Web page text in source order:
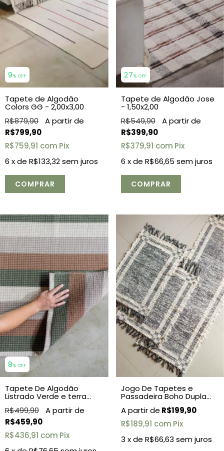
9% OFF
Tapete de Algodão
Colors GG - 2,00x3,00
R$879,90
R$799,90
R$759,91 com Pix
6 x de R$133,32sem juros
27% OFF
Tapete de Algodão Jose
- 1,50x2,00
R$549,90
R$399,90
R$379,91 com Pix
6 x de R$66,65 sem juros
8% OFF
Tapete De Algodão
Listrado Verde e terra
R$499,90
R$459,90
R$436,91 com Pix
Jogo De Tapetes e
Passadeira Boho Dupla
Face Preto 3 Peças
R$199,90
R$189,91 com Pix
3 x de R$66,63 sem juros